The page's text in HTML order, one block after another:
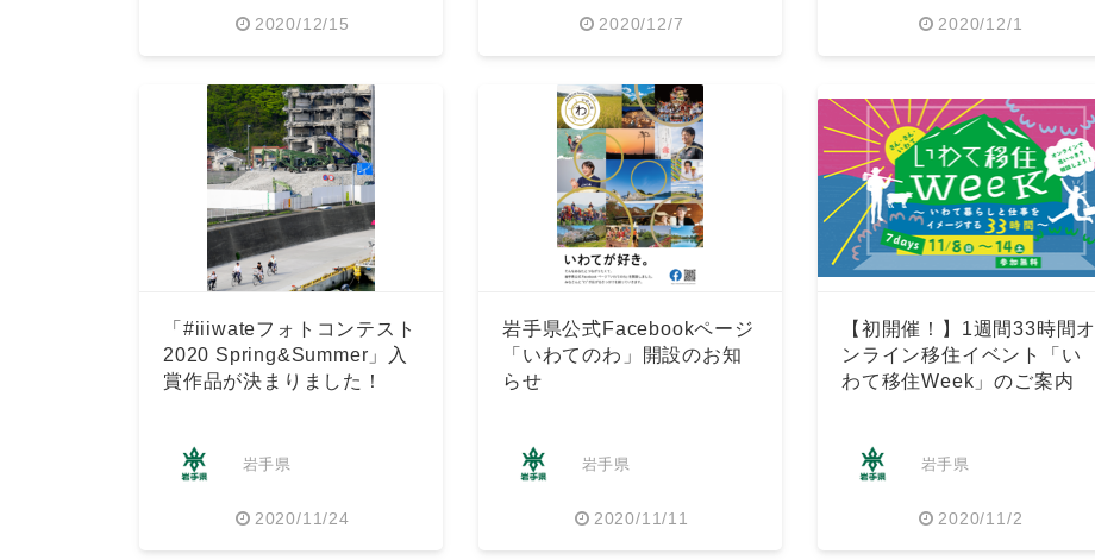
2020/12/15 2020/12/7 2020/12/1
「#iiiwateフォトコンテスト
2020 Spring&Summer」入
賞作品が決まりました！
岩手県
2020/11/24
岩手県公式Facebookページ
「いわてのわ」開設のお知
らせ
岩手県
2020/11/11
【初開催！】1週間33時間オ
ンライン移住イベント「い
わて移住Week」のご案内
岩手県
2020/11/2